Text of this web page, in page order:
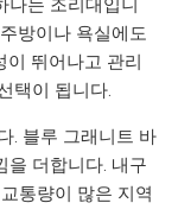
는 조리대입니
방이나 욕실에도
뛰어나고 관리
택이 됩니다.
. 블루 그래니트 바
을 더합니다. 내구
통량이 많은 지역